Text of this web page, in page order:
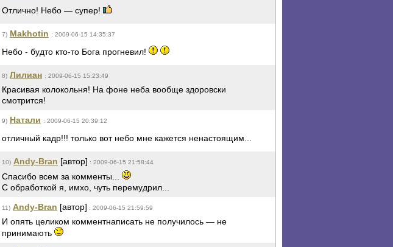
Отлично! Небо — супер!
7) Makhotin : 2009-06-15 14:35:37
Небо - будто кто-то Бога прогневил!
8) Лилиан : 2009-06-15 15:23:49
Красивая колокольня! На фоне неба вообще здоровски
смотрится!
9) Натали : 2009-06-15 20:39:12
отличный кадр!!! только вот небо мне кажется ненастоящим...
10) Andy-Bran [автор] : 2009-06-15 21:58:44
Спасибо всем за комменты...
С обработкой я, имхо, чуть перемудрил...
11) Andy-Bran [автор] : 2009-06-15 21:59:59
И опять целиком комментнаписать не получилось — не
принимають